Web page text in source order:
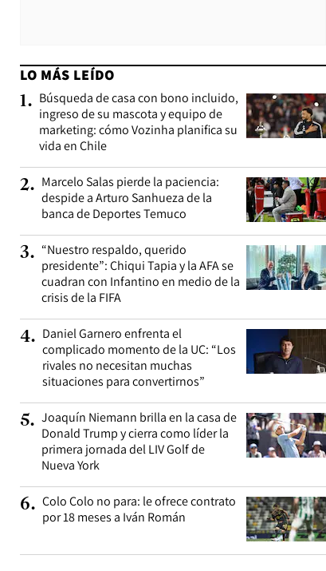
LO MÁS LEÍDO
1. Búsqueda de casa con bono incluido,
ingreso de su mascota y equipo de
marketing: cómo Vozinha planifica su
vida en Chile
2. Marcelo Salas pierde la paciencia:
despide a Arturo Sanhueza de la
banca de Deportes Temuco
3. “Nuestro respaldo, querido
presidente”: Chiqui Tapia y la AFA se
cuadran con Infantino en medio de la
crisis de la FIFA
4. Daniel Garnero enfrenta el
complicado momento de la UC: “Los
rivales no necesitan muchas
situaciones para convertirnos”
5. Joaquín Niemann brilla en la casa de
Donald Trump y cierra como líder la
primera jornada del LIV Golf de
Nueva York
6. Colo Colo no para: le ofrece contrato
por 18 meses a Iván Román